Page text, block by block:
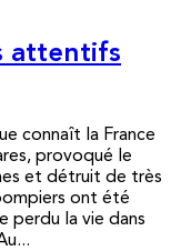
attentifs
connaît la France
provoqué le
et détruit de très
ont été
perdu la vie dans